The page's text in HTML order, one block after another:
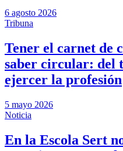
6 agosto 2026
Tribuna
Tener el carnet de
saber circular: del
ejercer la profesión
5 mayo 2026
Noticia
En la Escola Sert